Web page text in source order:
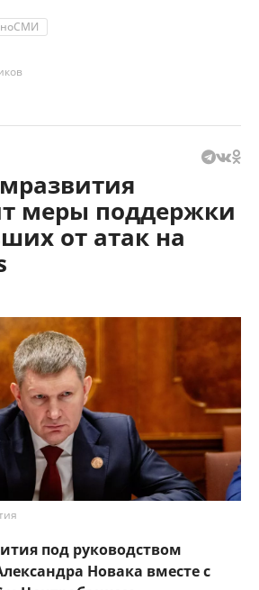
меры поддержки
от атак на
под руководством
Новака вместе с